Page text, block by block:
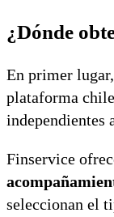
¿Dónde
En primer
plataforma
independientes
Finservice
seleccionan el